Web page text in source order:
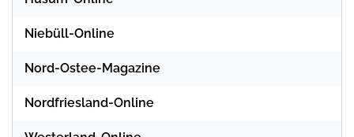
Niebüll-Online
Nord-Ostee-Magazine
Nordfriesland-Online